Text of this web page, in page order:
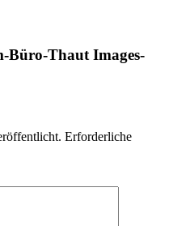
Büro-Thaut Images-
Erforderliche